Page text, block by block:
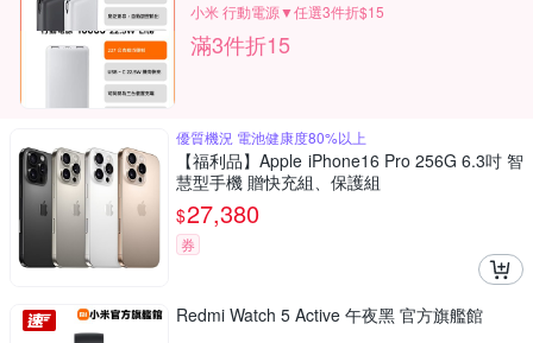
小米 行動電源▼任選3件折$15
滿3件折15
優質機況 電池健康度80%以上
【福利品】Apple iPhone16 Pro 256G 6.3吋 智
慧型手機 贈快充組、保護組
$27,380
券
Redmi Watch 5 Active 午夜黑 官方旗艦館